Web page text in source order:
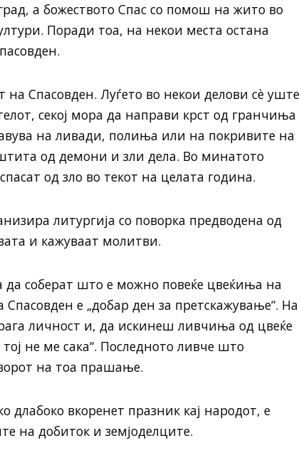
а божеството Спас со помош на жито во
Поради тоа, на некои места остана
на Спасовден. Луѓето во некои делови сè уште
секој мора да направи крст од гранчиња
на ливади, полиња или на покривите на
од демони и зли дела. Во минатото
од зло во текот на целата година.
литургија со поворка предводена од
и кажуваат молитви.
соберат што е можно повеќе цвеќиња на
Спасовден е „добар ден за претскажување“. На
личност и, да искинеш ливчиња од цвеќе
не ме сака“. Последното ливче што
на тоа прашање.
длабоко вкоренет празник кај народот, е
на добиток и земјоделците.